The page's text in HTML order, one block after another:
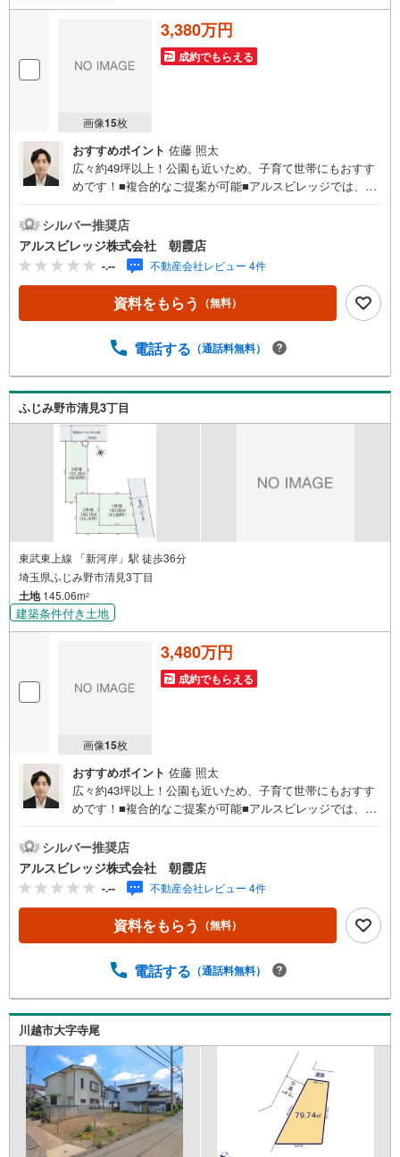
画像15枚
3,380万円
成約でもらえる
おすすめポイント 佐藤 照太
広々約49坪以上！公園も近いため、子育て世帯にもおすす
めです！■複合的なご提案が可能■アルスビレッジでは、新
いの他、「土地＋建築」「中古住宅購入＋リフォーム」
「売却＋住み替え」など、複合的なご提案をさせて頂きま
す。必要となる費用やローンシミュレーションなど、より
具体的なプランもご提案可能です。■お客様の「買いたい」
「売りたい」にお応えいたします■お客様にベストな選択を
していただくための提案をしていきたいと考えておりま
も行っております。＝＝＝＝＝＝＝＝＝＝＝＝＝＝＝＝＝
火・水）上記時間はお電話が繋がりやすくなっておりま
す。ぜひお気軽にご連絡下さい！現地を見学される場合は
「室内・現地を見学する（無料）」ボタンよりご希望の日
時をご記入いただけますとスムーズにご案内が可能です。
＝＝＝＝＝＝＝＝＝＝＝＝＝＝＝＝＝＝＝＝＝＝＝＝＝＝
＝＝
シルバー推奨店
アルスビレッジ株式会社 朝霞店
-.-- 不動産会社レビュー 4件
資料をもらう （無料）
電話する （通話料無料）
ふじみ野市清見3丁目
東武東上線 「新河岸」駅 徒歩36分
埼玉県ふじみ野市清見3丁目
土地145.06m2
建築条件付き土地
画像15枚
3,480万円
成約でもらえる
おすすめポイント 佐藤 照太
広々約43坪以上！公園も近いため、子育て世帯にもおすす
めです！■複合的なご提案が可能■アルスビレッジでは、新
いの他、「土地＋建築」「中古住宅購入＋リフォーム」
「売却＋住み替え」など、複合的なご提案をさせて頂きま
す。必要となる費用やローンシミュレーションなど、より
具体的なプランもご提案可能です。■お客様の「買いたい」
「売りたい」にお応えいたします■お客様にベストな選択を
していただくための提案をしていきたいと考えておりま
も行っております。＝＝＝＝＝＝＝＝＝＝＝＝＝＝＝＝＝
火・水）上記時間はお電話が繋がりやすくなっておりま
す。ぜひお気軽にご連絡下さい！現地を見学される場合は
「室内・現地を見学する（無料）」ボタンよりご希望の日
時をご記入いただけますとスムーズにご案内が可能です。
＝＝＝＝＝＝＝＝＝＝＝＝＝＝＝＝＝＝＝＝＝＝＝＝＝＝
＝＝
シルバー推奨店
アルスビレッジ株式会社 朝霞店
-.-- 不動産会社レビュー 4件
資料をもらう （無料）
電話する （通話料無料）
川越市大字寺尾